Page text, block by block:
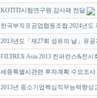
KOTITI시험연구원 감사패 전달
한국부직포공업협동조합 2024년도
2013년도「제27회 섬유의 날」유
FILTREX Asia 2013 컨퍼런스&전시
세종특별시관련 투자계획 수요조사
2013년 중소기업핵심직무능력향상